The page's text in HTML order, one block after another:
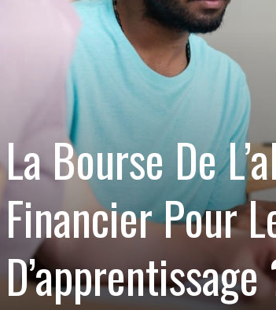
La Bourse De
Financier Pour
D’apprentissage